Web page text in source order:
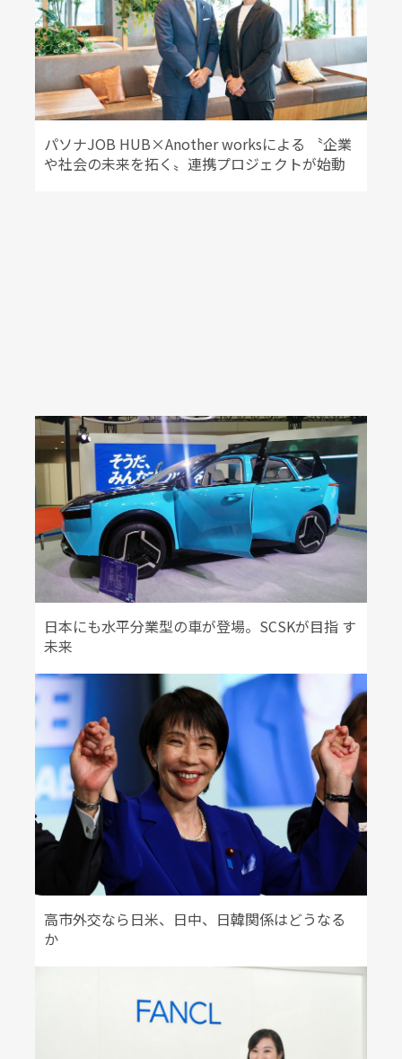
パソナJOB HUB×Another worksによる 〝企業
や社会の未来を拓く〟連携プロジェクトが始動
日本にも水平分業型の車が登場。SCSKが目指 す
未来
高市外交なら日米、日中、日韓関係はどうなる
か